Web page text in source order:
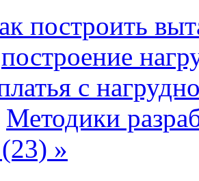
построить
построение
с
Методики
»